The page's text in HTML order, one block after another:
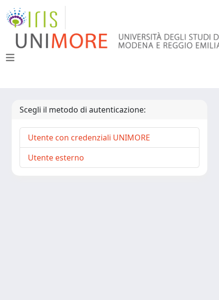
Scegli il metodo di autenticazione:
Utente con credenziali UNIMORE
Utente esterno